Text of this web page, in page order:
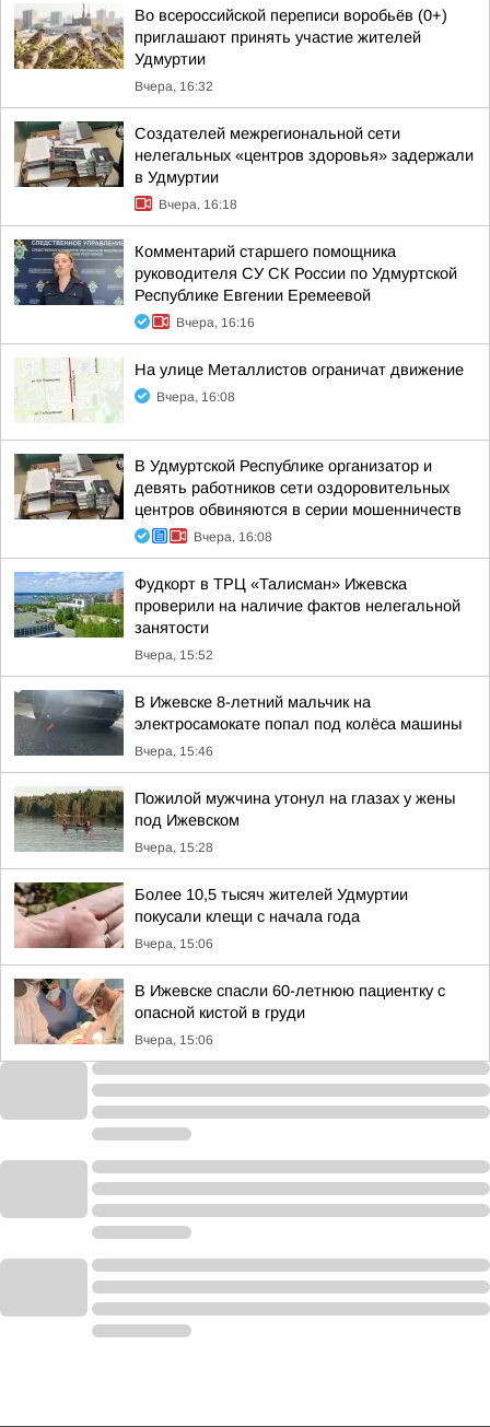
Во всероссийской переписи воробьёв (0+)
приглашают принять участие жителей
Удмуртии
Вчера, 16:32
Создателей межрегиональной сети
нелегальных «центров здоровья» задержали
в Удмуртии
Вчера, 16:18
Комментарий старшего помощника
руководителя СУ СК России по Удмуртской
Республике Евгении Еремеевой
Вчера, 16:16
На улице Металлистов ограничат движение
Вчера, 16:08
В Удмуртской Республике организатор и
девять работников сети оздоровительных
центров обвиняются в серии мошенничеств
Вчера, 16:08
Фудкорт в ТРЦ «Талисман» Ижевска
проверили на наличие фактов нелегальной
занятости
Вчера, 15:52
В Ижевске 8-летний мальчик на
электросамокате попал под колёса машины
Вчера, 15:46
Пожилой мужчина утонул на глазах у жены
под Ижевском
Вчера, 15:28
Более 10,5 тысяч жителей Удмуртии
покусали клещи с начала года
Вчера, 15:06
В Ижевске спасли 60-летнюю пациентку с
опасной кистой в груди
Вчера, 15:06